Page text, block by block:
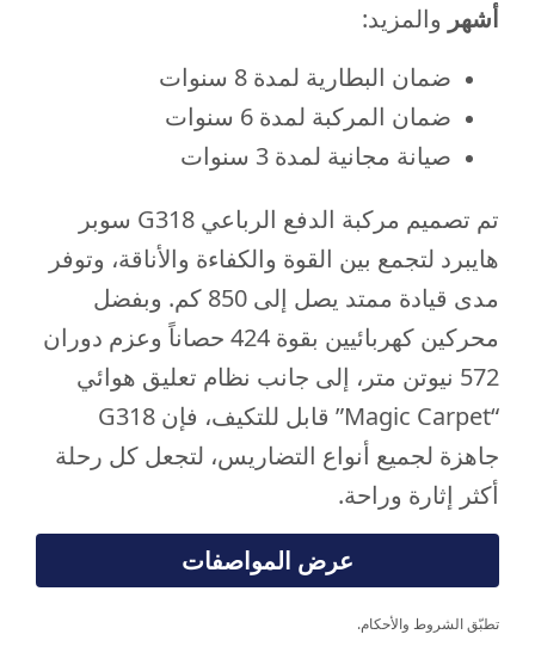
أشهر والمزيد:
ضمان البطارية لمدة 8 سنوات
ضمان المركبة لمدة 6 سنوات
صيانة مجانية لمدة 3 سنوات
تم تصميم مركبة الدفع الرباعي G318 سوبر
هايبرد لتجمع بين القوة والكفاءة والأناقة، وتوفر
مدى قيادة ممتد يصل إلى 850 كم. وبفضل
محركين كهربائيين بقوة 424 حصاناً وعزم دوران
572 نيوتن متر، إلى جانب نظام تعليق هوائي
“Magic Carpet” قابل للتكيف، فإن G318
جاهزة لجميع أنواع التضاريس، لتجعل كل رحلة
أكثر إثارة وراحة.
عرض المواصفات
تطبّق الشروط والأحكام.